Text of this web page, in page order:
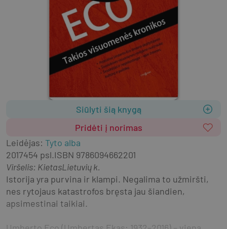
Siūlyti šią knygą
Pridėti į norimas
Leidėjas: Tyto alba
2017454 psl.ISBN 9786094662201
Viršelis: KietasLietuvių k.
Istorija yra purvina ir klampi. Negalima to užmiršti,
nes rytojaus katastrofos bręsta jau šiandien,
apsimestinai taikiai.